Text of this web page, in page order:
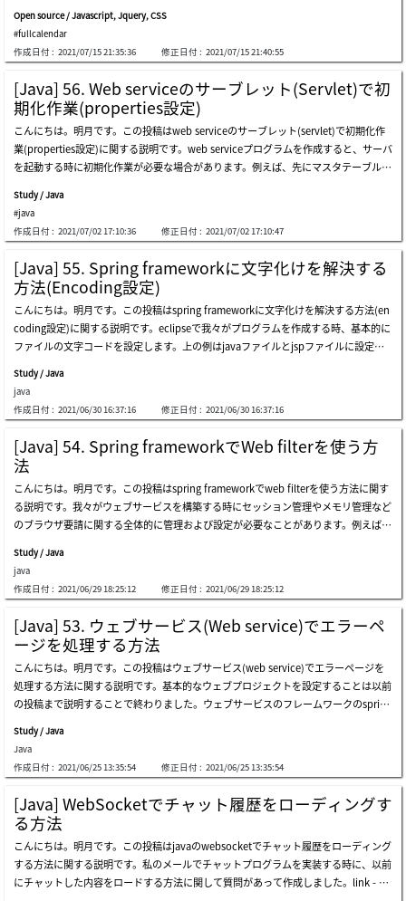
す。&nbsp;javaはphpよりもっといい利点がないかというと、スレッド管理です。単
純なホームページやデータベースのデータを取得して見せる簡単なウェブページなら
javaで開発する必要があるかなと思いますが、スレッド管理が必要なサービスなら話
が違います。どのシステムの他の管理システムやウェブのrequest、response管理だ
けではなく、継続的にシステムが動いているプログラムならphpで実装が不可能でし
ょう。率直に不可能ではありませんが、safe threadではなく、non thread phpで作
成すればいいですが、これがメモリ管理が難しいと聞きました。(実際に私も使った
ことがないので。。。)&nbsp;それならまず、apacheでphpサーバーを構築しましょ
う。これは以前に説明した構築の方法と同じです。そのため、別にphpを構築する方
法は省略します。link - [php] php 開発環境設定とeclipse(ide)の設定&nbsp;まず、i
ndex.phpにphpinfo()を呼び出して画面に表示しましょう。를
番よく使うプレームワークライブラリはwysiwygエディタでウェブ環境でメモ帳みた
ープレームワークではないかと思います。カレンダープレームワークに関しても様々
なプレームワークがありますが、個人的にfull-calendarというライブラリが一番使い
やすいではないかと紹介しようと思います。リンク - https://fullcalendar.io/一応full
calendarを使うために該当なjavascriptとスタイルシート(css)をダウンロードして使
ってもよいですが、ウェブ環境の性能のため、cdnリンクを使うほうをお勧めしま
す。ダウンロードリンク - https://fullcalendar.io/docs/initialize-globalscdnリンク
- https://www.jsdelivr.com/package/npm/fullcalendar .fc-header-toolbar { paddi
ng-top: 1em; padding-left: 1em; padding-right: 1em; } #calendar-container { bor
der: #000 1px solid; padding: 10px; margin: 20px 0px; } #calendar a { color: #000;
} #calendar1 a { color: #000; } #calendar2 a { color: #000; } (function(){$(function
(){ var calendarel = $('#calendar')[0]; var calendar = new fullcalendar.calendar(ca
lendarel, { height: &
Open source / Javascript, Jquery, CSS
#fullcalendar
作成日付 : 2021/07/15 21:35:36 修正日付 : 2021/07/15 21:40:55
[Java] 56. Web serviceのサーブレット(Servlet)で初
期化作業(properties設定)
こんにちは。明月です。この投稿はweb serviceのサーブレット(servlet)で初期化作
業(properties設定)に関する説明です。web serviceプログラムを作成すると、サーバ
を起動する時に初期化作業が必要な場合があります。例えば、先にマスタテーブルの
設定などがあります。また、先に我々がweb serviceでormをjpaで使う場合、最初に
connection初期化が必要です。上の例は先にindex.htmlページを要請すればajaxでt
est.jsonのデータを取得します。最初、起動する後でindex.htmlがローディングしま
す。その後でtest.jsonを呼び出す場合に時間がどのぐらいかかるかを確認するプログ
ラムです。結果は約1秒ほどの時間がかかります。時間がかかる理由は最初にconnec
tion初期化するために時間がかかることです。再起動せずに同じページを再更新(f5 -
reload)をすればajaxでデータを取得することが1秒もかからないです。この意味はサ
ービスが最初だけ少し(?)遅くなることで初期化する必要がありませんが、それでも
少し完璧(?)に設定するためには初期化を別途にするほうが良いです。初期化設定はw
eb.xmlで設定します。実行順番は初期化するクラスが一つではない場合はload-on-st
artupを通って順番を設定することができます。initcontrollerクラスはhttpservletの
クラスを継承します。そしてinit関数でormを通ってデータを取得することでorm co
nnectionを生成します。初期化で取得する関数はマスタテーブルを先にメモリに割
り当てしてcontrollerでは再使用することでパフォーマンスを上がります。最初の起
動からデータ取得が速いことを確認できます。その以外にウェブの環境設定データを
設定する場合があります。例えば、ライセンスキーやsmtpのemailパスワードなどが
あります。initcontrollerでpropertyを取得する関数を作成しました。staticタイプの
flyweightパターンで最初にpropertyを読み込んでメモリに割り当てして再使用する
方法で作成しました。(property値を修正するとサーバを再起動しなければならない
です。)
Study / Java
#java
作成日付 : 2021/07/02 17:10:36 修正日付 : 2021/07/02 17:10:47
[Java] 55. Spring frameworkに文字化けを解決する
方法(Encoding設定)
こんにちは。明月です。この投稿はspring frameworkに文字化けを解決する方法(en
coding設定)に関する説明です。eclipseで我々がプログラムを作成する時、基本的に
ファイルの文字コードを設定します。上の例はjavaファイルとjspファイルに設定し
的にutf-8を設定します。このことはファイルに関する文字コードなのでサーバとク
ライアント間の通信の文字コードではありません。つまり、ブラウザから要請する
時、その中では要請ヘッダー値があるし、このヘッダーの文字コードを指定しなけれ
ばならないです。また、ブラウザから要請したことをまた、controllerの値とviewの
データをパーシングして返却するけど、ここにも文字コードの設定が必要です。上の
ソースを作成して起動すればindex関数が呼び出してindex.jspファイルがパーシング
になってテキストボックスとsubmitボタンがある画面が表示されます。そしてtextb
oxで'こんにちは'というデータを入れてsubmitボタンを押下するとtextboxのデータ
がname名でparamdataの変数名に設定してformデータでpost関数が呼び出します。
そしてパラメータparamdataでデータを受け取ってmodelmapのdataが設定された
後、index.jspファイルがパーシングしてブラウザで応答します。予想する結果はsub
mitボタンの下に'こんにちは'というデータが表示することを予想しますが、文字化
けになってどの文字か分からない文字になりました。ここで我々はブラウザで要請す
るデータを文字コードを変換しなければならないです。まず、web.xmlのfilter設定で
springframeworkの文字コードを設定しましょう。link - characterencodingfilter.ht
mlfilterに関するには以前の投稿で説明したことがあります。link - [java] 54. spring
frameworkでweb filterを使う方法文字変換クラスをフィルターに反映するとブラウ
ザのすべての要請はcharacterencodingfilterクラスを通ることになります。そこです
べての要請の文字コートは自動
Study / Java
java
作成日付 : 2021/06/30 16:37:16 修正日付 : 2021/06/30 16:37:16
[Java] 54. Spring frameworkでWeb filterを使う方
法
こんにちは。明月です。この投稿はspring frameworkでweb filterを使う方法に関す
る説明です。我々がウェブサービスを構築する時にセッション管理やメモリ管理など
のブラウザ要請に関する全体的に管理および設定が必要なことがあります。例えば、
あります。ユーザのセッションがある場合はユーザがログインしている状況になりま
す。同然ですが、ユーザのセッションが格納されてない場合は当該なページからログ
インページに遷移やログイン要求をしなければならないです。※ 参考にセッション
値とはサーバ側から管理するデータです。そのデータはブラウザのクッキー値にセッ
ションキーをいれ、ブラウザのクッキー値が初期化及び満了にならないならサーバ側
でキーとして格納されているデータを取得することです。方法としてはcontrollerで
関数を呼び出すところの開始するところにセッションチェックする部分を実装して解
決しても構いないです。でも、もっと簡単な方法としてはブラウザから呼び出しする
時、常に呼び出す関数filterクラスを利用してセッション可否を確認する方法もあり
ます。フィルダーはまず、web.xmlでどのurlパターンでどのクラスを呼び出すかを
設定します。フィルダーマッピング(filter-mapping)タグにはブラウザから要請する
マッピングパターンを設定します。私の場合はspring frameworkで基本的に*.html
で呼び出すパターンをfilterを通るように作成しました。もし、すべてのページを設
定しようと思えばアスタリスク(*)で設定すればよいです。でも、ウェブサービスに
要請するリソースがウェブページだけあることではなく、imageやcssファイル(スタ
イルシートファイル), jsファイル(javascriptファイル)などもあるので、正確に設定す
る方が良いです。フィルダータグにはフィルダーマッピング(filter-mapping)で設定
したページがcontrollerの呼び出す関数の前に呼び出すクラスを設定することです。
私はcontroller.filterのパッケージのwebfilterクラスを呼び出します。init-paramはfil
Study / Java
java
作成日付 : 2021/06/29 18:25:12 修正日付 : 2021/06/29 18:25:12
[Java] 53. ウェブサービス(Web service)でエラーペ
ージを処理する方法
こんにちは。明月です。この投稿はウェブサービス(web service)でエラーページを
処理する方法に関する説明です。基本的なウェブプロジェクトを設定することは以前
の投稿まで説明することで終わりました。ウェブサービスのフレームワークのspring
設定間です。つまり、実際にクライアント(ブラウザ)がサーバに接続して当該なデー
する作業までです。ここまで設定してプロジェクトを作成してウェブプログラムを運
用することで問題はありません。しかし少しディテールな作業があります。例えば、
エラーが発生した時、エラーページを表示する作業やログイン管理のため、セッショ
ン作業などのプログラムの完成度を上げるような作業です。基本的にトムキャットサ
ービスでエラーが発生すると下記とおりのページが表示されます。実際に運用するウ
ェブサービスで上みたいなページが表示されるとダメです。何かが完成されてないみ
たいな画面です。それでエラーが発生した時、我々が指定したページを表示するよう
Study / Java
Java
作成日付 : 2021/06/25 13:35:54 修正日付 : 2021/06/25 13:35:54
[Java] WebSocketでチャット履歴をローディングす
る方法
こんにちは。明月です。この投稿はjavaのwebsocketでチャット履歴をローディング
する方法に関する説明です。私のメールでチャットプログラムを実装する時に、以前
にチャットした内容をロードする方法に関して質問があって作成しました。link - [ja